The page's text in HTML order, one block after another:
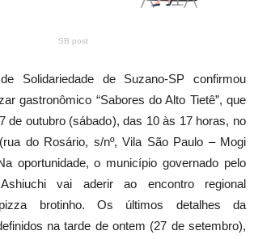
SB post
Solidariedade de Suzano-SP confirmou
gastronômico “Sabores do Alto Tietê”, que
de outubro (sábado), das 10 às 17 horas, no
do Rosário, s/nº, Vila São Paulo – Mogi
oportunidade, o município governado pelo
vai aderir ao encontro regional
pizza brotinho. Os últimos detalhes da
na tarde de ontem (27 de setembro),